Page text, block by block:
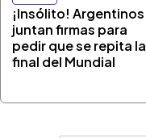
¡Insólito! Argentinos
juntan firmas para
pedir que se repita la
final del Mundial